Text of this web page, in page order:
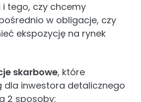
tego, czy chcemy
w obligacje, czy
ekspozycję na rynek
skarbowe, które
dla inwestora detalicznego
2 sposoby: